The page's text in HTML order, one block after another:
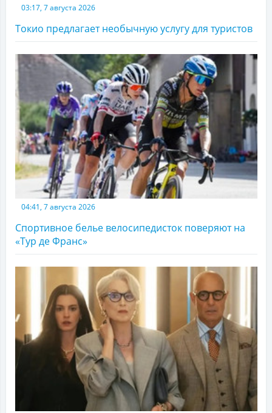
03:17, 7 августа 2026
Токио предлагает необычную услугу для туристов
04:41, 7 августа 2026
Спортивное белье велосипедисток поверяют на
«Тур де Франс»